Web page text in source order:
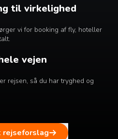
til virkelighed
vi for booking af fly, hoteller
vejen
rejsen, så du har tryghed og
rejseforslag